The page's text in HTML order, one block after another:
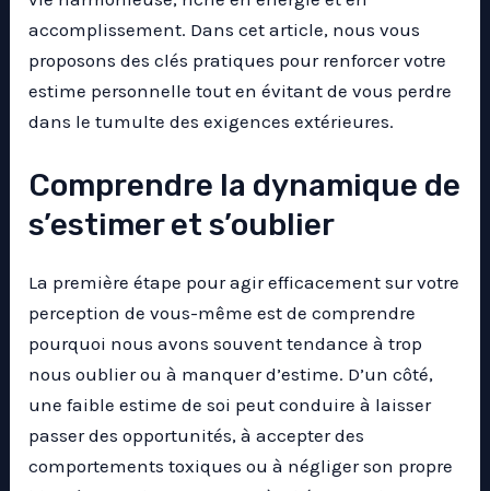
accomplissement. Dans cet article, nous vous
proposons des clés pratiques pour renforcer votre
estime personnelle tout en évitant de vous perdre
dans le tumulte des exigences extérieures.
Comprendre la dynamique de
s’estimer et s’oublier
La première étape pour agir efficacement sur votre
perception de vous-même est de comprendre
pourquoi nous avons souvent tendance à trop
nous oublier ou à manquer d’estime. D’un côté,
une faible estime de soi peut conduire à laisser
passer des opportunités, à accepter des
comportements toxiques ou à négliger son propre